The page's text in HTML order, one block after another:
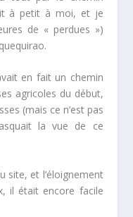
à petit à moi, et je
de « perdues »)
en fait un chemin
agricoles du début,
(mais ce n’est pas
la vue de ce
site, et l’éloignement
il était encore facile